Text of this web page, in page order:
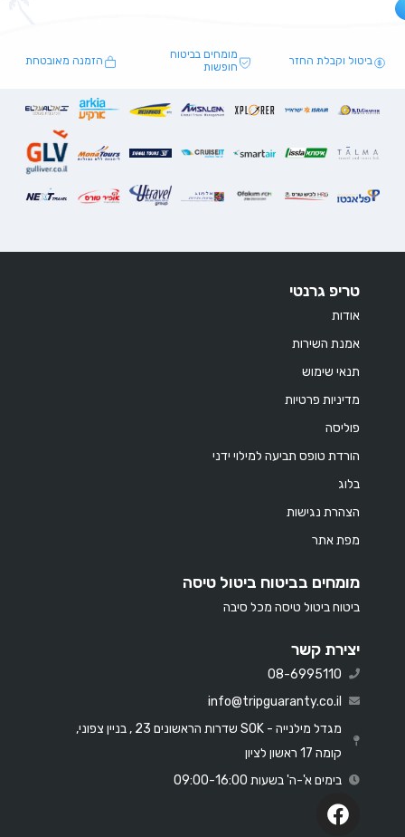
ביטול וקבלת החזר
מומחים בביטוח
חופשות
הזמנה מאובטחת
טריפ גרנטי
אודות
אמנת השירות
תנאי שימוש
מדיניות פרטיות
פוליסה
הורדת טופס תביעה למילוי ידני
בלוג
הצהרת נגישות
מפת אתר
מומחים בביטוח ביטול טיסה
ביטוח ביטול טיסה מכל סיבה
יצירת קשר
08-6995110
info@tripguaranty.co.il
מגדל מילנייה - SOK שדרות הראשונים 23 , בניין צפוני,
קומה 17 ראשון לציון
בימים א'-ה' בשעות 09:00-16:00